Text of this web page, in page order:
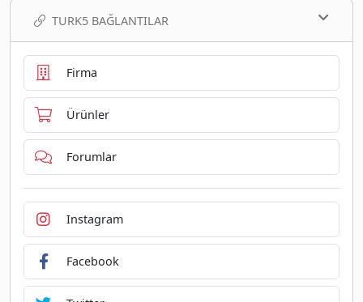
TURK5 BAĞLANTILAR
Firma
Ürünler
Forumlar
Instagram
Facebook